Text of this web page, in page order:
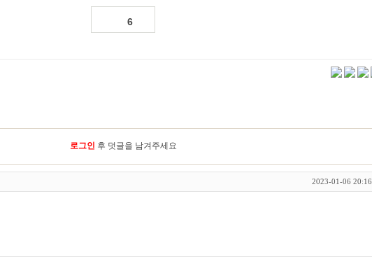
6
로그인 후 덧글을 남겨주세요
2023-01-06 20:16